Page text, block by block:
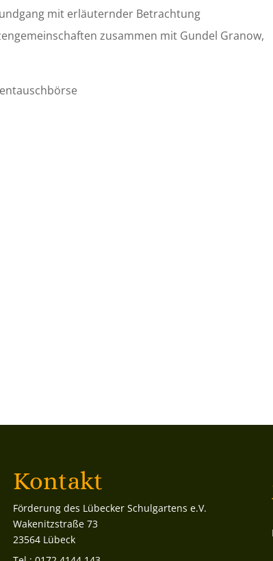
mit erläuternder Betrachtung
zusammen mit Gundel Granow,
Kontakt
Förderung des Lübecker Schulgartens e.V.
Wakenitzstraße 73
23564 Lübeck